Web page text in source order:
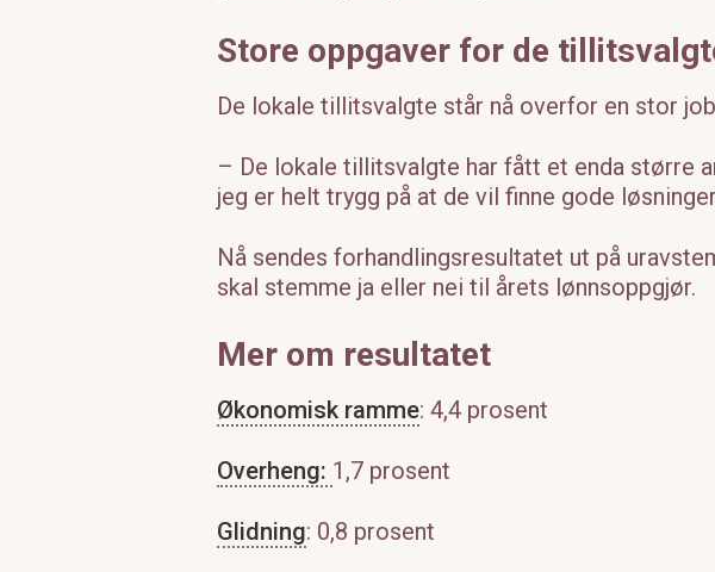
Store oppgaver for de
De lokale tillitsvalgte står nå overfor en stor
– De lokale tillitsvalgte har fått et enda større
jeg er helt trygg på at de vil finne gode
Nå sendes forhandlingsresultatet ut på
skal stemme ja eller nei til årets lønnsoppgjør.
Mer om resultatet
Økonomisk ramme: 4,4 prosent
Overheng: 1,7 prosent
Glidning: 0,8 prosent